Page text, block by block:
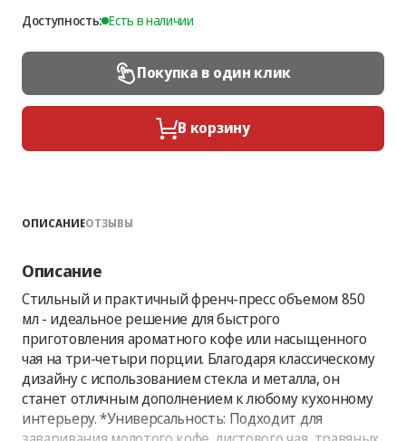
Доступность: Есть в наличии
Покупка в один клик
В корзину
ОПИСАНИЕОТЗЫВЫ
Описание
Стильный и практичный френч-пресс объемом 850
мл - идеальное решение для быстрого
приготовления ароматного кофе или насыщенного
чая на три-четыри порции. Благодаря классическому
дизайну с использованием стекла и металла, он
станет отличным дополнением к любому кухонному
интерьеру. *Универсальность: Подходит для